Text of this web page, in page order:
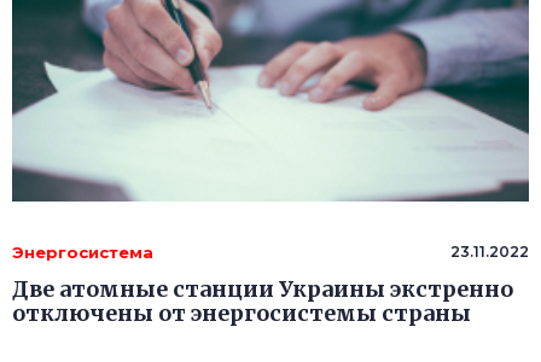
Энергосистема 23.11.2022
Две атомные станции Украины экстренно
отключены от энергосистемы страны